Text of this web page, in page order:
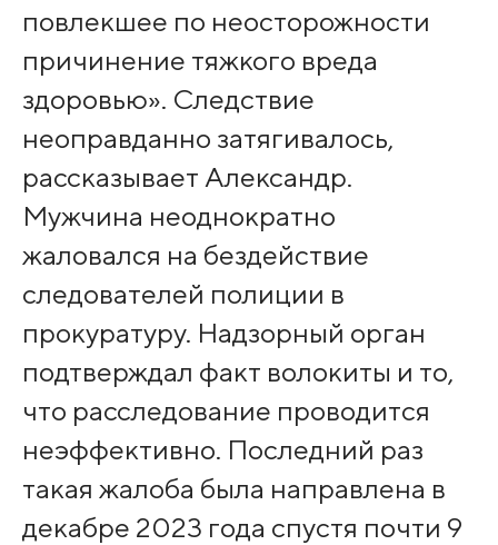
повлекшее по неосторожности
причинение тяжкого вреда
здоровью». Следствие
неоправданно затягивалось,
рассказывает Александр.
Мужчина неоднократно
жаловался на бездействие
следователей полиции в
прокуратуру. Надзорный орган
подтверждал факт волокиты и то,
что расследование проводится
неэффективно. Последний раз
такая жалоба была направлена в
декабре 2023 года спустя почти 9